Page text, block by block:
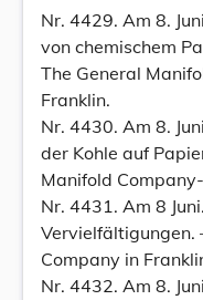
Nr. 4429. Am 8.
von chemischem
The General
Franklin.
Nr. 4430. Am 8.
der Kohle auf
Manifold
Nr. 4431. Am 8
Vervielfältigungen.
Company in
Nr. 4432. Am 8.